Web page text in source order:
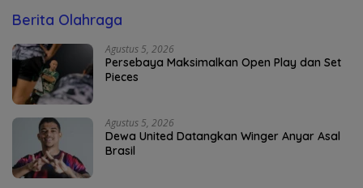
Berita Olahraga
Agustus 5, 2026
Persebaya Maksimalkan Open Play dan Set
Pieces
Agustus 5, 2026
Dewa United Datangkan Winger Anyar Asal
Brasil